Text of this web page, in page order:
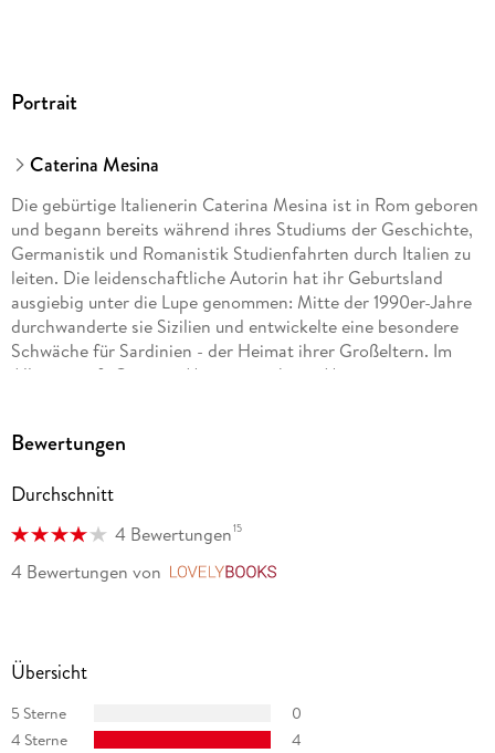
Portrait
Caterina Mesina
Die gebürtige Italienerin Caterina Mesina ist in Rom geboren
und begann bereits während ihres Studiums der Geschichte,
Germanistik und Romanistik Studienfahrten durch Italien zu
leiten. Die leidenschaftliche Autorin hat ihr Geburtsland
ausgiebig unter die Lupe genommen: Mitte der 1990er-Jahre
durchwanderte sie Sizilien und entwickelte eine besondere
Schwäche für Sardinien - der Heimat ihrer Großeltern. Im
Alltag streift Caterina Mesina mit ihrem Mann, einem
ihrem Sohn Federico auf die Suche nach den besten
Bewertungen
Durchschnitt
4 Bewertungen15
4 Bewertungen von
Übersicht
5 Sterne
0
4 Sterne
4